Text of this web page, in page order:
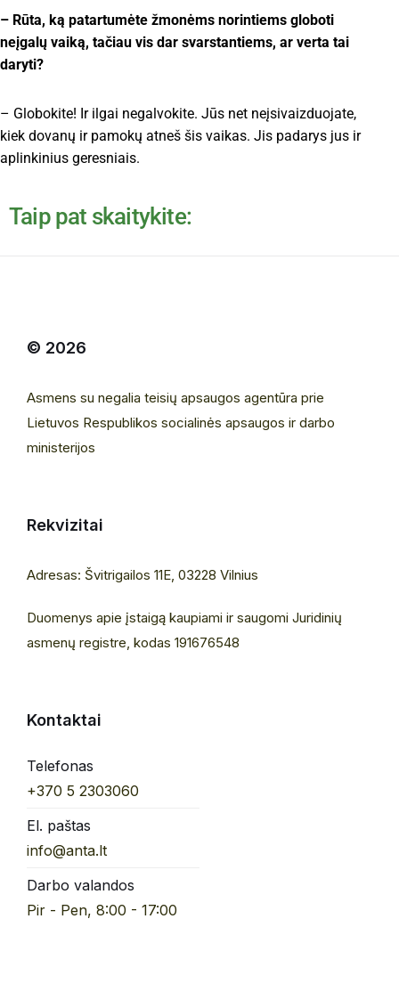
– Rūta, ką patartumėte žmonėms norintiems globoti
neįgalų vaiką, tačiau vis dar svarstantiems, ar verta tai
daryti?
– Globokite! Ir ilgai negalvokite. Jūs net neįsivaizduojate,
kiek dovanų ir pamokų atneš šis vaikas. Jis padarys jus ir
aplinkinius geresniais.
Taip pat skaitykite:
© 2026
Asmens su negalia teisių apsaugos agentūra prie
Lietuvos Respublikos socialinės apsaugos ir darbo
ministerijos
Rekvizitai
Adresas: Švitrigailos 11E, 03228 Vilnius
Duomenys apie įstaigą kaupiami ir saugomi Juridinių
asmenų registre, kodas 191676548
Kontaktai
Telefonas
+370 5 2303060
El. paštas
info@anta.lt
Darbo valandos
Pir - Pen, 8:00 - 17:00